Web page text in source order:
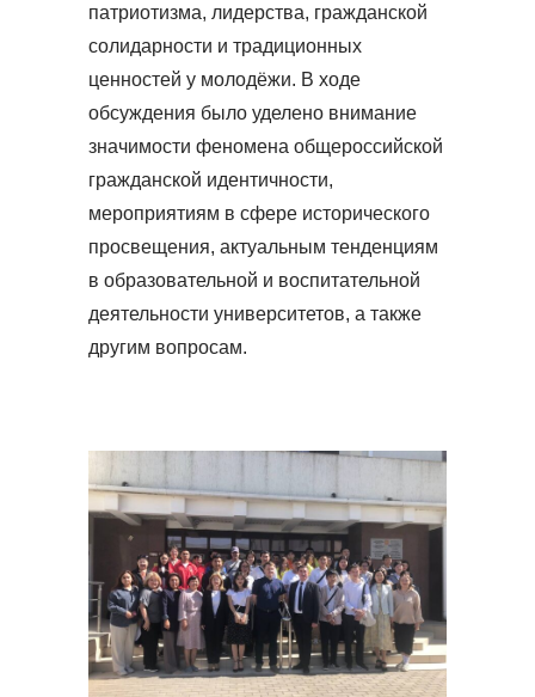
патриотизма, лидерства, гражданской
солидарности и традиционных
ценностей у молодёжи. В ходе
обсуждения было уделено внимание
значимости феномена общероссийской
гражданской идентичности,
мероприятиям в сфере исторического
просвещения, актуальным тенденциям
в образовательной и воспитательной
деятельности университетов, а также
другим вопросам.